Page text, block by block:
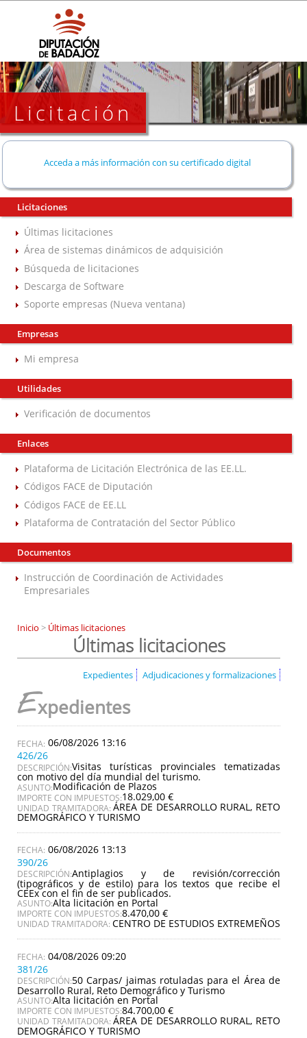
Licitación
Acceda a más información con su certificado digital
Licitaciones
Últimas licitaciones
Área de sistemas dinámicos de adquisición
Búsqueda de licitaciones
Descarga de Software
Soporte empresas (Nueva ventana)
Empresas
Mi empresa
Utilidades
Verificación de documentos
Enlaces
Plataforma de Licitación Electrónica de las EE.LL.
Códigos FACE de Diputación
Códigos FACE de EE.LL
Plataforma de Contratación del Sector Público
Documentos
Instrucción de Coordinación de Actividades
Empresariales
Inicio > Últimas licitaciones
Últimas licitaciones
Expedientes Adjudicaciones y formalizaciones
Expedientes
06/08/2026 13:16
426/26
DESCRIPCIÓN:Visitas turísticas provinciales tematizadas
con motivo del día mundial del turismo.
ASUNTO:Modificación de Plazos
IMPORTE CON IMPUESTOS:18.029,00 €
UNIDAD TRAMITADORA:ÁREA DE DESARROLLO RURAL, RETO
DEMOGRÁFICO Y TURISMO
06/08/2026 13:13
390/26
DESCRIPCIÓN:Antiplagios y de revisión/corrección
(tipográficos y de estilo) para los textos que recibe el
CEEx con el fin de ser publicados.
ASUNTO:Alta licitación en Portal
IMPORTE CON IMPUESTOS:8.470,00 €
UNIDAD TRAMITADORA: CENTRO DE ESTUDIOS EXTREMEÑOS
04/08/2026 09:20
381/26
DESCRIPCIÓN:50 Carpas/ jaimas rotuladas para el Área de
Desarrollo Rural, Reto Demográfico y Turismo
ASUNTO:Alta licitación en Portal
IMPORTE CON IMPUESTOS:84.700,00 €
UNIDAD TRAMITADORA:ÁREA DE DESARROLLO RURAL, RETO
DEMOGRÁFICO Y TURISMO